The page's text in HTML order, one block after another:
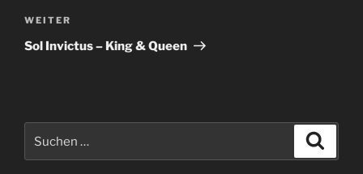
Nächster
Beitrag
WEITER
Sol Invictus – King & Queen
nach: